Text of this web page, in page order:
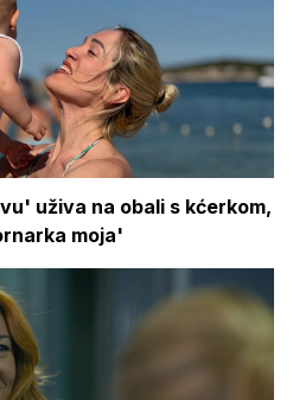
uživa na obali s kćerkom,
moja'